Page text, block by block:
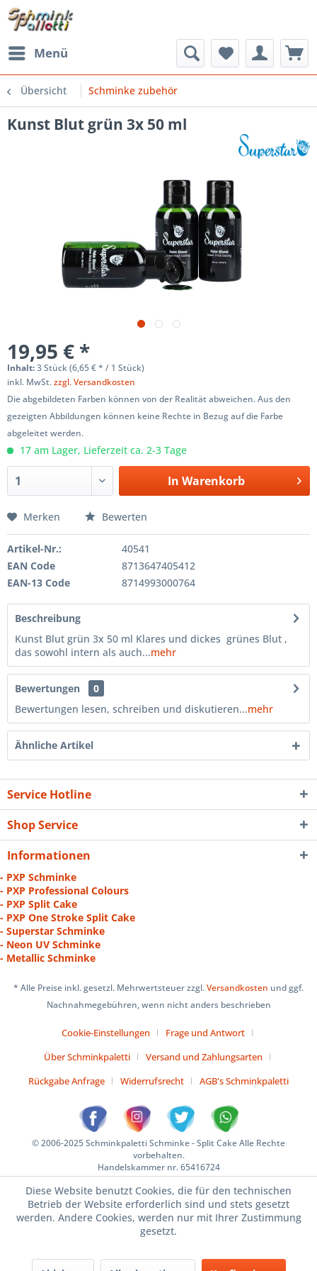
Menü
Übersicht Schminke zubehör
Kunst Blut grün 3x 50 ml
19,95 € *
Inhalt:3 Stück (6,65 € * / 1 Stück)
inkl. MwSt.zzgl. Versandkosten
Die abgebildeten Farben können von der Realität abweichen. Aus den
gezeigten Abbildungen können keine Rechte in Bezug auf die Farbe
abgeleitet werden.
17 am Lager, Lieferzeit ca. 2-3 Tage
In Warenkorb
Merken Bewerten
Artikel-Nr.:
40541
EAN Code
8713647405412
EAN-13 Code
8714993000764
Beschreibung
Kunst Blut grün 3x 50 ml Klares und dickes grünes Blut ,
das sowohl intern als auch...mehr
Bewertungen
0
Bewertungen lesen, schreiben und diskutieren...mehr
Ähnliche Artikel
Service Hotline
Shop Service
Informationen
- PXP Schminke
- PXP Professional Colours
- PXP Split Cake
- PXP One Stroke Split Cake
- Superstar Schminke
- Neon UV Schminke
- Metallic Schminke
* Alle Preise inkl. gesetzl. Mehrwertsteuer zzgl.Versandkosten und ggf.
Nachnahmegebühren, wenn nicht anders beschrieben
Cookie-Einstellungen
Frage und Antwort
Über Schminkpaletti
Versand und Zahlungsarten
Rückgabe Anfrage
Widerrufsrecht AGB's Schminkpaletti
© 2006-2025 Schminkpaletti Schminke - Split Cake Alle Rechte
vorbehalten.
Handelskammer nr. 65416724
Diese Website benutzt Cookies, die für den technischen
Betrieb der Website erforderlich sind und stets gesetzt
werden. Andere Cookies, werden nur mit Ihrer Zustimmung
gesetzt.